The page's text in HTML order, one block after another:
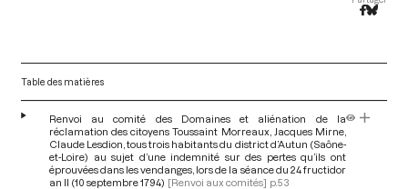
Table des matières
Renvoi au comité des Domaines et aliénation de la
réclamation des citoyens Toussaint Morreaux, Jacques Mirne,
Claude Lesdion, tous trois habitants du district d’Autun (Saône-
et-Loire) au sujet d’une indemnité sur des pertes qu’ils ont
éprouvées dans les vendanges, lors de la séance du 24 fructidor
an II (10 septembre 1794) [Renvoi aux comités] p.53